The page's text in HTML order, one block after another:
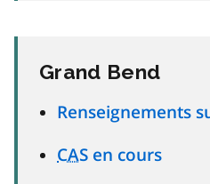
Grand Bend
Renseignements
CAS en cours